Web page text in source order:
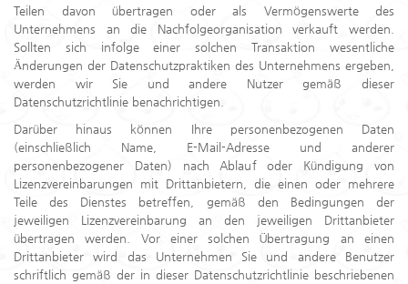
Teilen davon übertragen oder als Vermögenswerte des
Unternehmens an die Nachfolgeorganisation verkauft werden.
Sollten sich infolge einer solchen Transaktion wesentliche
Änderungen der Datenschutzpraktiken des Unternehmens ergeben,
werden wir Sie und andere Nutzer gemäß dieser
Datenschutzrichtlinie benachrichtigen.
Darüber hinaus können Ihre personenbezogenen Daten
(einschließlich Name, E-Mail-Adresse und anderer
personenbezogener Daten) nach Ablauf oder Kündigung von
Lizenzvereinbarungen mit Drittanbietern, die einen oder mehrere
Teile des Dienstes betreffen, gemäß den Bedingungen der
jeweiligen Lizenzvereinbarung an den jeweiligen Drittanbieter
übertragen werden. Vor einer solchen Übertragung an einen
Drittanbieter wird das Unternehmen Sie und andere Benutzer
schriftlich gemäß der in dieser Datenschutzrichtlinie beschriebenen